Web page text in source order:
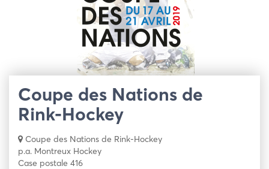
Coupe des Nations de
Rink-Hockey
Coupe des Nations de Rink-Hockey
p.a. Montreux Hockey
Case postale 416